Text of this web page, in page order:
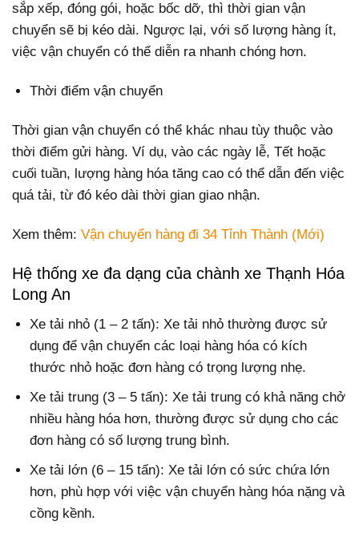
sắp xếp, đóng gói, hoặc bốc dỡ, thì thời gian vận
chuyển sẽ bị kéo dài. Ngược lại, với số lượng hàng ít,
việc vận chuyển có thể diễn ra nhanh chóng hơn.
Thời điểm vận chuyển
Thời gian vận chuyển có thể khác nhau tùy thuộc vào
thời điểm gửi hàng. Ví dụ, vào các ngày lễ, Tết hoặc
cuối tuần, lượng hàng hóa tăng cao có thể dẫn đến việc
quá tải, từ đó kéo dài thời gian giao nhận.
Xem thêm: Vận chuyển hàng đi 34 Tỉnh Thành (Mới)
Hệ thống xe đa dạng của chành xe Thạnh Hóa
Long An
Xe tải nhỏ (1 – 2 tấn): Xe tải nhỏ thường được sử
dụng để vận chuyển các loại hàng hóa có kích
thước nhỏ hoặc đơn hàng có trọng lượng nhẹ.
Xe tải trung (3 – 5 tấn): Xe tải trung có khả năng chở
nhiều hàng hóa hơn, thường được sử dụng cho các
đơn hàng có số lượng trung bình.
Xe tải lớn (6 – 15 tấn): Xe tải lớn có sức chứa lớn
hơn, phù hợp với việc vận chuyển hàng hóa nặng và
cồng kềnh.